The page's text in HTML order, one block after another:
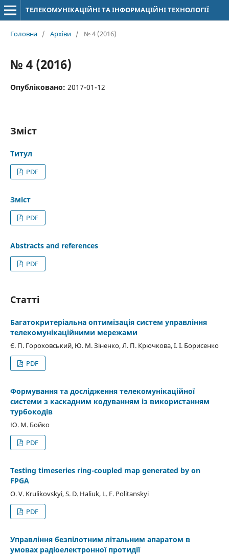
ТЕЛЕКОМУНІКАЦІЙНІ ТА ІНФОРМАЦІЙНІ ТЕХНОЛОГІЇ
Головна / Архіви / № 4 (2016)
№ 4 (2016)
Опубліковано: 2017-01-12
Зміст
Титул
PDF
Зміст
PDF
Abstracts and references
PDF
Статті
Багатокритеріальна оптимізація систем управління
телекомунікаційними мережами
Є. П. Гороховський, Ю. М. Зіненко, Л. П. Крючкова, І. І. Борисенко
PDF
Формування та дослідження телекомунікаційної
системи з каскадним кодуванням із використанням
турбокодів
Ю. М. Бойко
PDF
Testing timeseries ring-coupled map generated by on
FPGA
O. V. Krulikovskyi, S. D. Haliuk, L. F. Politanskyi
PDF
Управління безпілотним літальним апаратом в
умовах радіоелектронної протидії